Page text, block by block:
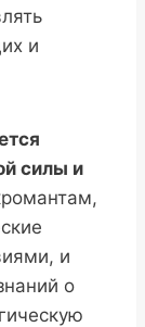
и
силы и
и
о